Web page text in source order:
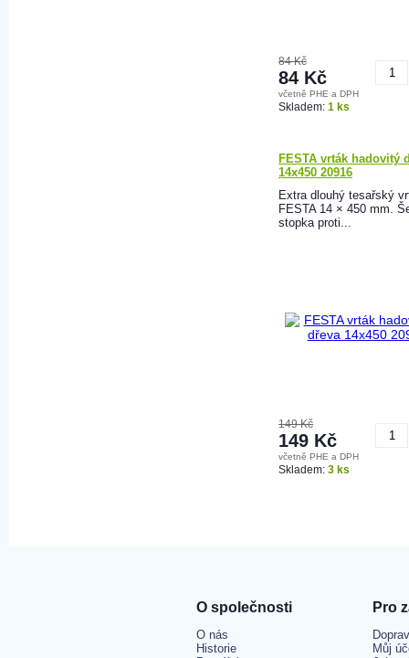
84 Kč
84 Kč
včetně PHE a DPH
Skladem: 1 ks
FESTA vrták hadovitý
14x450 20916
Extra dlouhý tesařský
FESTA 14 × 450 mm.
stopka proti...
149 Kč
149 Kč
včetně PHE a DPH
Skladem: 3 ks
O společnosti
O nás
Historie
Pro
Můj